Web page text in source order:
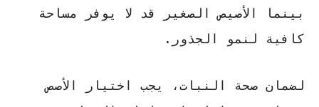
بينما الأصيص الصغير قد لا يوفر مساحة
كافية لنمو الجذور.
لضمان صحة النبات، يجب اختيار الأصص